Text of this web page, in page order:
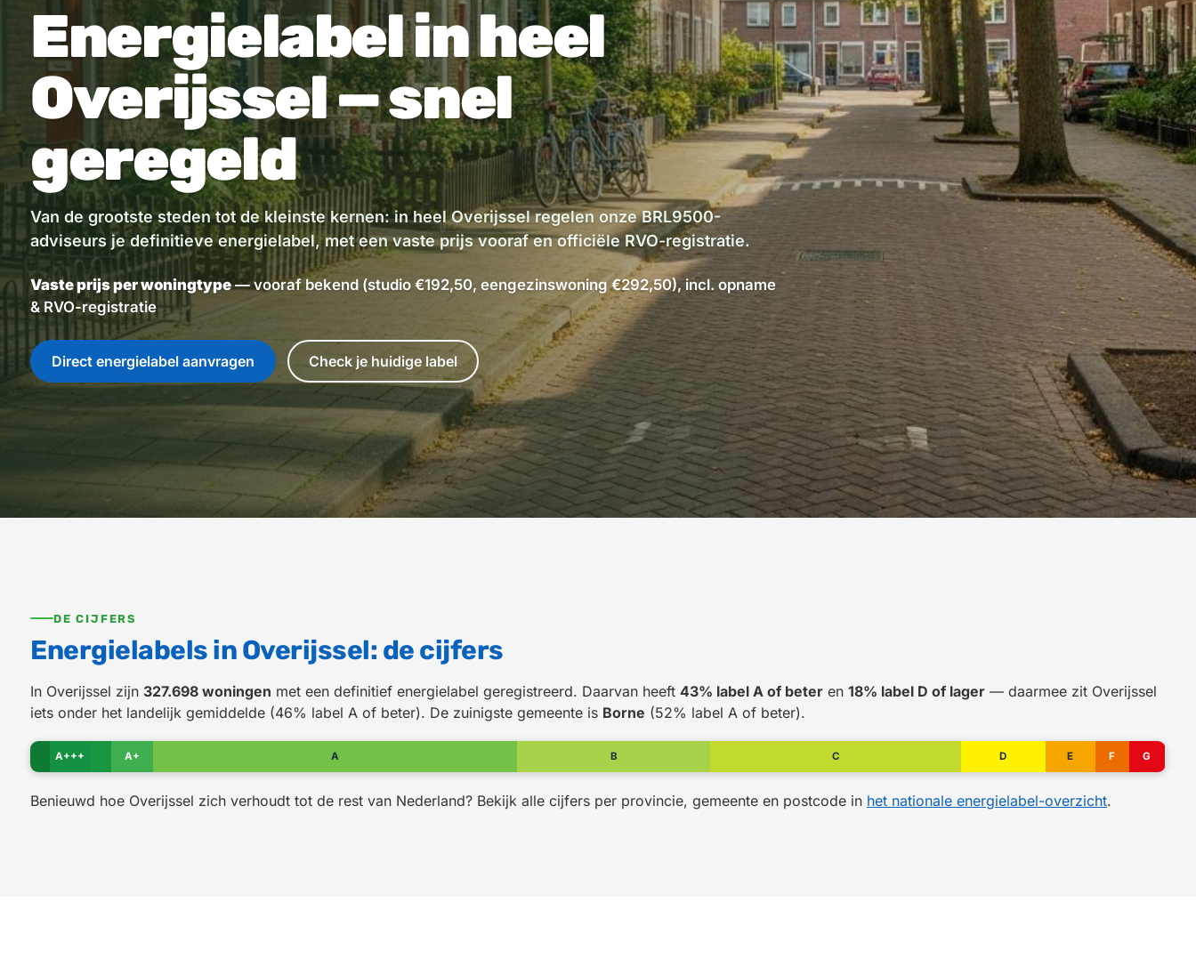
Energielabel in heel
Overijssel — snel
geregeld
Van de grootste steden tot de kleinste kernen: in heel Overijssel regelen onze BRL9500-
adviseurs je definitieve energielabel, met een vaste prijs vooraf en officiële RVO-registratie.
Vaste prijs per woningtype— vooraf bekend (studio €192,50, eengezinswoning €292,50), incl. opname
& RVO-registratie
Direct energielabel aanvragen Check je huidige label
DE CIJFERS
Energielabels in Overijssel: de cijfers
In Overijssel zijn 327.698 woningen met een definitief energielabel geregistreerd. Daarvan heeft 43% label A of beter en 18% label D of lager — daarmee zit Overijssel
iets onder het landelijk gemiddelde (46% label A of beter). De zuinigste gemeente is Borne (52% label A of beter).
A+++ A+ A B C D E F G
Benieuwd hoe Overijssel zich verhoudt tot de rest van Nederland? Bekijk alle cijfers per provincie, gemeente en postcode in het nationale energielabel-overzicht.